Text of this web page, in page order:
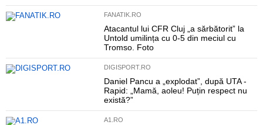
FANATIK.RO
Atacantul lui CFR Cluj „a sărbătorit” la
Untold umilința cu 0-5 din meciul cu
Tromso. Foto
DIGISPORT.RO
Daniel Pancu a „explodat”, după UTA -
Rapid: „Mamă, aoleu! Puțin respect nu
există?”
A1.RO